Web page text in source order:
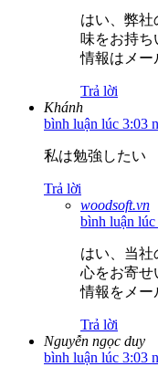
はい、弊
味をお持ち
情報はメー
Trả lời
Khánh
bình luận lúc 3:03
私は勉強したい
Trả lời
woodsoft.vn
bình luận
はい、当社
心をお寄せ
情報をメー
Trả lời
Nguyễn ngọc duy
bình luận lúc 3:03